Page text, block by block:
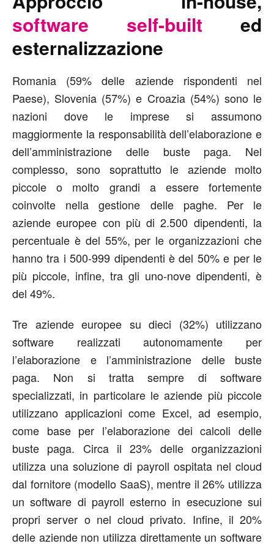
software self-built ed
esternalizzazione
Romania (59% delle aziende rispondenti nel
Paese), Slovenia (57%) e Croazia (54%) sono le
nazioni dove le imprese si assumono
maggiormente la responsabilità dell’elaborazione e
dell’amministrazione delle buste paga. Nel
complesso, sono soprattutto le aziende molto
piccole o molto grandi a essere fortemente
coinvolte nella gestione delle paghe. Per le
aziende europee con più di 2.500 dipendenti, la
percentuale è del 55%, per le organizzazioni che
hanno tra i 500-999 dipendenti è del 50% e per le
più piccole, infine, tra gli uno-nove dipendenti, è
del 49%.
Tre aziende europee su dieci (32%) utilizzano
software realizzati autonomamente per
l’elaborazione e l’amministrazione delle buste
paga. Non si tratta sempre di software
specializzati, in particolare le aziende più piccole
utilizzano applicazioni come Excel, ad esempio,
come base per l’elaborazione dei calcoli delle
buste paga. Circa il 23% delle organizzazioni
utilizza una soluzione di payroll ospitata nel cloud
dal fornitore (modello SaaS), mentre il 26% utilizza
un software di payroll esterno in esecuzione sui
propri server o nel cloud privato. Infine, il 20%
delle aziende non utilizza direttamente un software